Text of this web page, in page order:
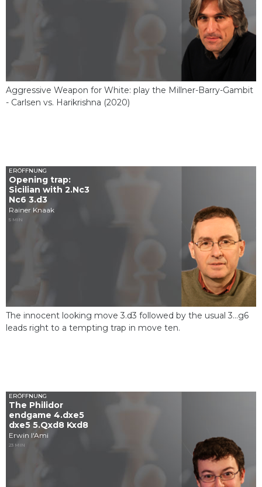
Aggressive Weapon for White: play the Millner-Barry-Gambit
- Carlsen vs. Harikrishna (2020)
ERÖFFNUNG
Opening trap:
Sicilian with 2.Nc3
Nc6 3.d3
Rainer Knaak
5 MIN
The innocent looking move 3.d3 followed by the usual 3...g6
leads right to a tempting trap in move ten.
ERÖFFNUNG
The Philidor
endgame 4.dxe5
dxe5 5.Qxd8 Kxd8
Erwin l'Ami
23 MIN